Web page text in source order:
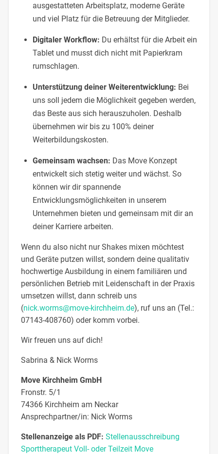
ausgestatteten Arbeitsplatz, moderne Geräte
und viel Platz für die Betreuung der Mitglieder.
Digitaler Workflow: Du erhältst für die Arbeit ein
Tablet und musst dich nicht mit Papierkram
rumschlagen.
Unterstützung deiner Weiterentwicklung: Bei
uns soll jedem die Möglichkeit gegeben werden,
das Beste aus sich herauszuholen. Deshalb
übernehmen wir bis zu 100% deiner
Weiterbildungskosten.
Gemeinsam wachsen: Das Move Konzept
entwickelt sich stetig weiter und wächst. So
können wir dir spannende
Entwicklungsmöglichkeiten in unserem
Unternehmen bieten und gemeinsam mit dir an
deiner Karriere arbeiten.
Wenn du also nicht nur Shakes mixen möchtest
und Geräte putzen willst, sondern deine qualitativ
hochwertige Ausbildung in einem familiären und
persönlichen Betrieb mit Leidenschaft in der Praxis
umsetzen willst, dann schreib uns
(nick.worms@move-kirchheim.de), ruf uns an (Tel.:
07143-408760) oder komm vorbei.
Wir freuen uns auf dich!
Sabrina & Nick Worms
Move Kirchheim GmbH
Fronstr. 5/1
74366 Kirchheim am Neckar
Ansprechpartner/in: Nick Worms
Stellenanzeige als PDF: Stellenausschreibung
Sporttherapeut Voll- oder Teilzeit Move